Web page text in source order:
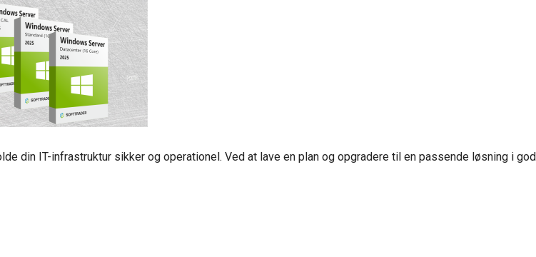
din IT-infrastruktur sikker og operationel. Ved at lave en plan og opgradere til en passende løsning i god